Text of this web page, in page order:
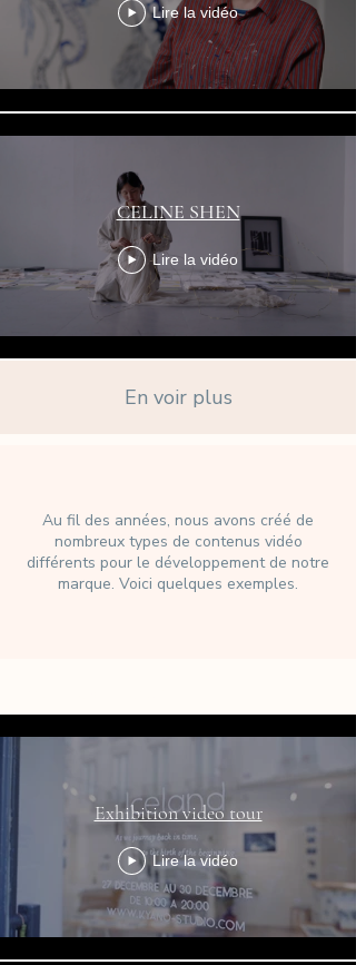
Lire la vidéo
CELINE SHEN
Lire la vidéo
En voir plus
Au fil des années, nous avons créé de
nombreux types de contenus vidéo
différents pour le développement de notre
marque. Voici quelques exemples.
Exhibition video tour
Lire la vidéo